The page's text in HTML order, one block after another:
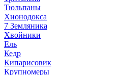
Тюльпаны
Хионодокса
7 Земляника
Хвойники
Ель
Кедр
Кипарисовик
Крупномеры